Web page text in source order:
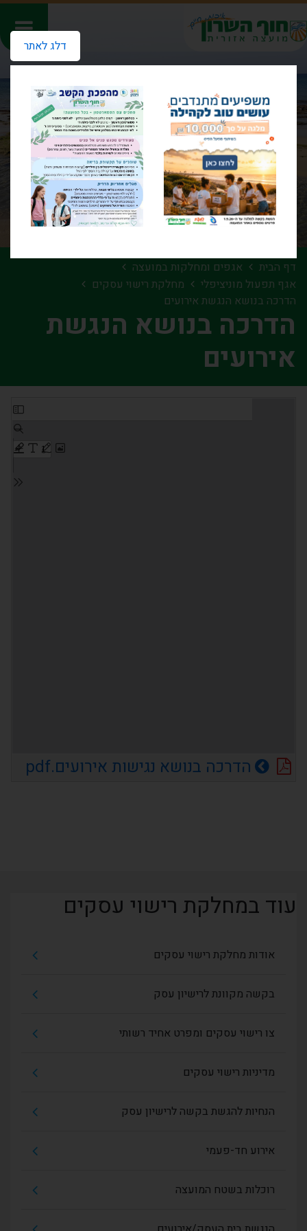
דלג לאתר
דף הבית
אגפים ומחלקות במועצה
אגף תפעול מוניציפלי
מחלקת רישוי עסקים
הדרכה בנושא הנגשת אירועים
הדרכה בנושא הנגשת
אירועים
הדרכה בנושא נגישות אירועים.pdf
עוד במחלקת רישוי עסקים
אודות מחלקת רישוי עסקים
בקשה מקוונת לרישיון עסק
צו רישוי עסקים ומפרט אחיד רשותי
מדיניות רישוי עסקים
הנחיות להגשת בקשה לרישיון עסק
אירוע חד-פעמי
רוכלות בשטח המועצה